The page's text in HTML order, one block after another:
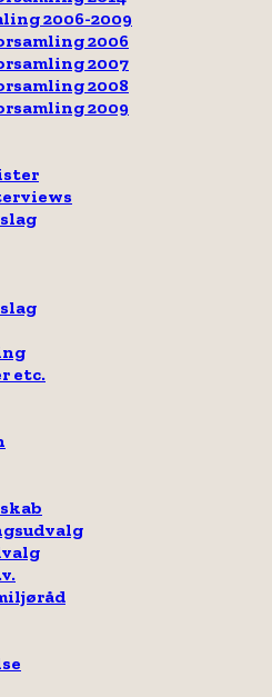
2006-2009
2006
2007
2008
2009
etc.